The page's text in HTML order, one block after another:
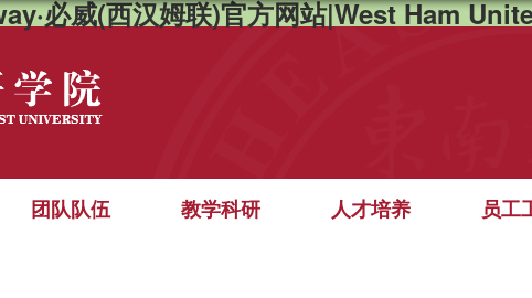
必威(西汉姆联)官方网站|West Ham
团队队伍 教学科研 人才培养 员工